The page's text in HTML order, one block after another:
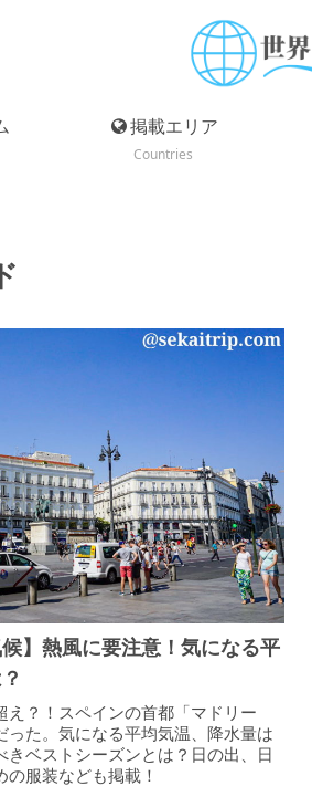
掲載エリア
Countries
候】熱風に要注意！気になる平
？！スペインの首都「マドリー
った。気になる平均気温、降水量は
きベストシーズンとは？日の出、日
服装なども掲載！